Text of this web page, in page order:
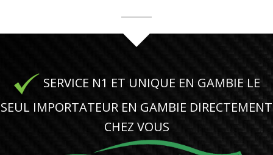
SERVICE N1 ET UNIQUE EN GAMBIE LE
SEUL IMPORTATEUR EN GAMBIE DIRECTEMENT
CHEZ VOUS